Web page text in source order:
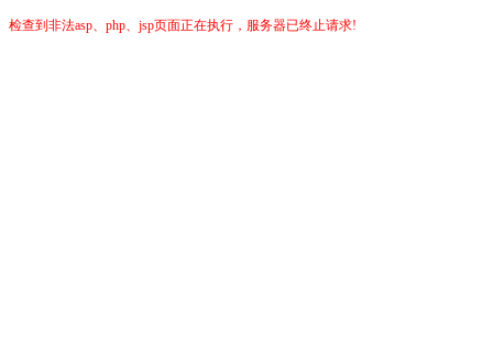
检查到非法asp、php、jsp页面正在执行，服务器已终止请求!